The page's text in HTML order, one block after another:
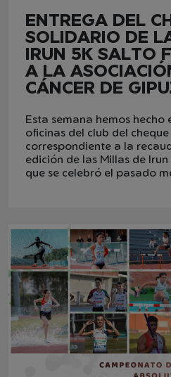
ENTREGA DEL
SOLIDARIO DE
IRUN 5K SALTO
A LA
CÁNCER DE
Esta semana hemos hecho
oficinas del club del
correspondiente a la
edición de las Millas de
que se celebró el pasado